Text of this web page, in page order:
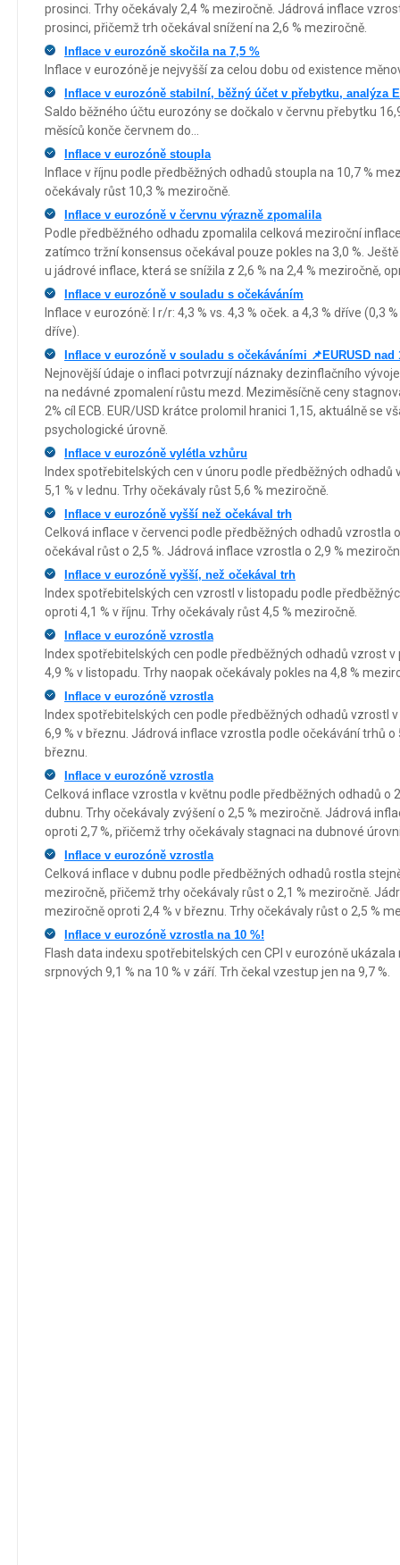
prosinci. Trhy očekávaly 2,4 % meziročně. Jádrová inflace
prosinci, přičemž trh očekával snížení na 2,6 % meziročně.
Inflace v eurozóně skočila na 7,5 %
Inflace v eurozóně je nejvyšší za celou dobu od existence
Inflace v eurozóně stabilní, běžný účet v přebytku, analýza
Saldo běžného účtu eurozóny se dočkalo v červnu přebytku
měsíců konče červnem do...
Inflace v eurozóně stoupla
Inflace v říjnu podle předběžných odhadů stoupla na 10,7 %
očekávaly růst 10,3 % meziročně.
Inflace v eurozóně v červnu výrazně zpomalila
Podle předběžného odhadu zpomalila celková meziroční
zatímco tržní konsensus očekával pouze pokles na 3,0 %.
u jádrové inflace, která se snížila z 2,6 % na 2,4 % meziročně,
Inflace v eurozóně v souladu s očekáváním
Inflace v eurozóně: I r/r: 4,3 % vs. 4,3 % oček. a 4,3 % dříve (0,3
dříve).
Inflace v eurozóně v souladu s očekáváními 📌EURUSD nad
Nejnovější údaje o inflaci potvrzují náznaky dezinflačního
na nedávné zpomalení růstu mezd. Meziměsíčně ceny
2% cíl ECB. EUR/USD krátce prolomil hranici 1,15, aktuálně se
psychologické úrovně.
Inflace v eurozóně vylétla vzhůru
Index spotřebitelských cen v únoru podle předběžných
5,1 % v lednu. Trhy očekávaly růst 5,6 % meziročně.
Inflace v eurozóně vyšší než očekával trh
Celková inflace v červenci podle předběžných odhadů vzrostla
očekával růst o 2,5 %. Jádrová inflace vzrostla o 2,9 %
Inflace v eurozóně vyšší, než očekával trh
Index spotřebitelských cen vzrostl v listopadu podle
oproti 4,1 % v říjnu. Trhy očekávaly růst 4,5 % meziročně.
Inflace v eurozóně vzrostla
Index spotřebitelských cen podle předběžných odhadů vzrost
4,9 % v listopadu. Trhy naopak očekávaly pokles na 4,8 %
Inflace v eurozóně vzrostla
Index spotřebitelských cen podle předběžných odhadů vzrostl
6,9 % v březnu. Jádrová inflace vzrostla podle očekávání trhů o
březnu.
Inflace v eurozóně vzrostla
Celková inflace vzrostla v květnu podle předběžných odhadů o
dubnu. Trhy očekávaly zvýšení o 2,5 % meziročně. Jádrová
oproti 2,7 %, přičemž trhy očekávaly stagnaci na dubnové
Inflace v eurozóně vzrostla
Celková inflace v dubnu podle předběžných odhadů rostla
meziročně, přičemž trhy očekávaly růst o 2,1 % meziročně.
meziročně oproti 2,4 % v březnu. Trhy očekávaly růst o 2,5 %
Inflace v eurozóně vzrostla na 10 %!
Flash data indexu spotřebitelských cen CPI v eurozóně
srpnových 9,1 % na 10 % v září. Trh čekal vzestup jen na 9,7 %.